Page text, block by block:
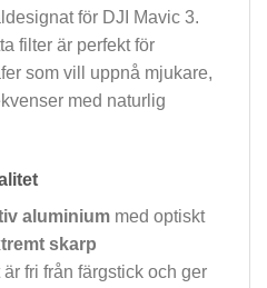
för DJI Mavic 3.
filter är perfekt för
som vill uppnå mjukare,
med naturlig
aluminium med optiskt
skarp
är fri från färgstick och ger